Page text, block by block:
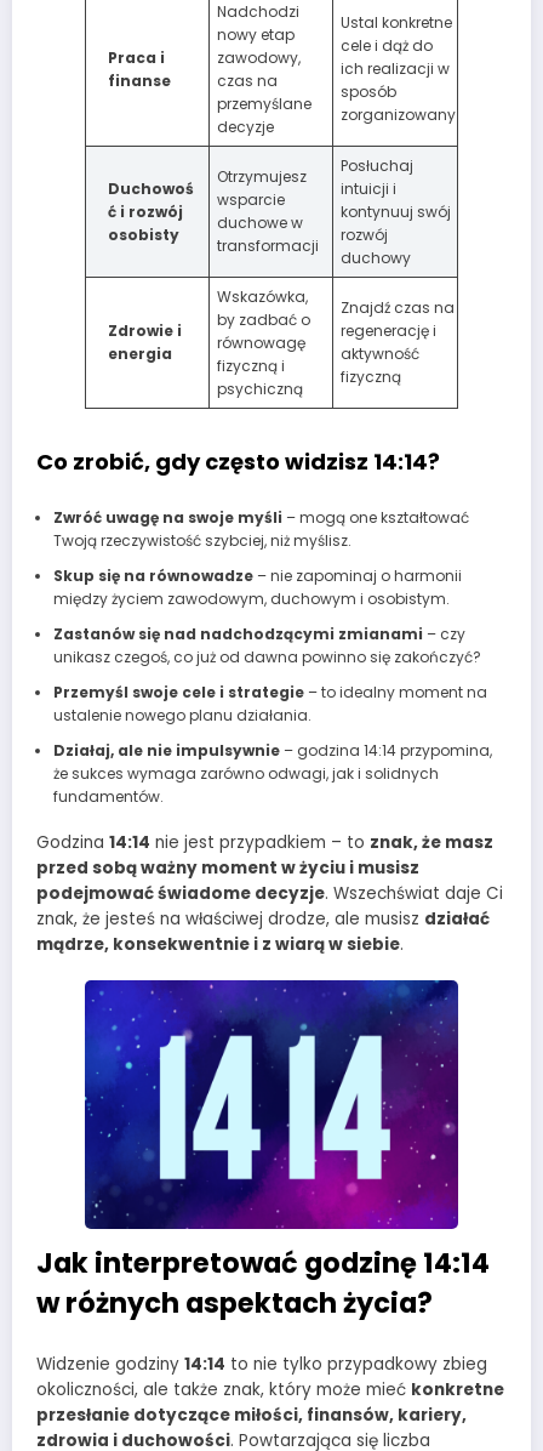
Praca i
finanse
Nadchodzi
nowy etap
zawodowy,
czas na
przemyślane
decyzje
Ustal konkretne
cele i dąż do
ich realizacji w
sposób
zorganizowany
Duchowoś
ć i rozwój
osobisty
Otrzymujesz
wsparcie
duchowe w
transformacji
Posłuchaj
intuicji i
kontynuuj swój
rozwój
duchowy
Zdrowie i
energia
Wskazówka,
by zadbać o
równowagę
fizyczną i
psychiczną
Znajdź czas na
regenerację i
aktywność
fizyczną
Co zrobić, gdy często widzisz 14:14?
Zwróć uwagę na swoje myśli – mogą one kształtować
Twoją rzeczywistość szybciej, niż myślisz.
Skup się na równowadze– nie zapominaj o harmonii
między życiem zawodowym, duchowym i osobistym.
Zastanów się nad nadchodzącymi zmianami – czy
unikasz czegoś, co już od dawna powinno się zakończyć?
Przemyśl swoje cele i strategie– to idealny moment na
ustalenie nowego planu działania.
Działaj, ale nie impulsywnie– godzina 14:14 przypomina,
że sukces wymaga zarówno odwagi, jak i solidnych
fundamentów.
Godzina 14:14 nie jest przypadkiem – to znak, że masz
przed sobą ważny moment w życiu i musisz
podejmować świadome decyzje. Wszechświat daje Ci
znak, że jesteś na właściwej drodze, ale musisz działać
mądrze, konsekwentnie i z wiarą w siebie.
Jak interpretować godzinę 14:14
w różnych aspektach życia?
Widzenie godziny 14:14 to nie tylko przypadkowy zbieg
okoliczności, ale także znak, który może mieć konkretne
przesłanie dotyczące miłości, finansów, kariery,
zdrowia i duchowości. Powtarzająca się liczba